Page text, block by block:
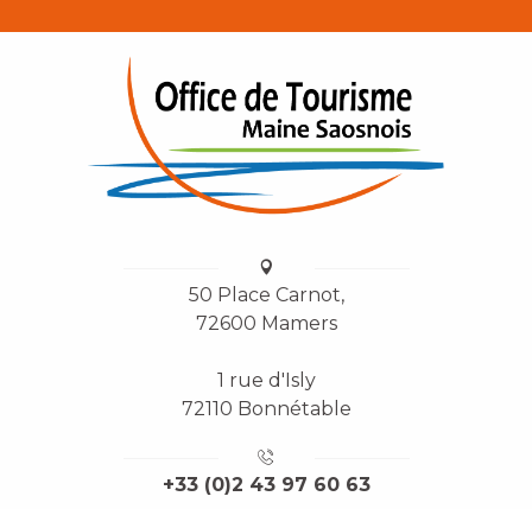
50 Place Carnot,
72600 Mamers
1 rue d'Isly
72110 Bonnétable
+33 (0)2 43 97 60 63